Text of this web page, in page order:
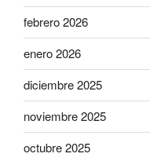
febrero 2026
enero 2026
diciembre 2025
noviembre 2025
octubre 2025